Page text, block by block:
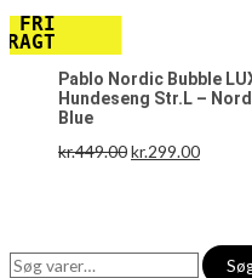
Pablo Nordic Bubble
Hundeseng Str.L –
Blue
kr.449.00kr.299.00